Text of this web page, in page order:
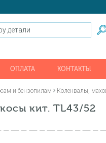
ОПЛАТА КОНТАКТЫ
и бензопилам Коленвалы,
кит. TL43/52